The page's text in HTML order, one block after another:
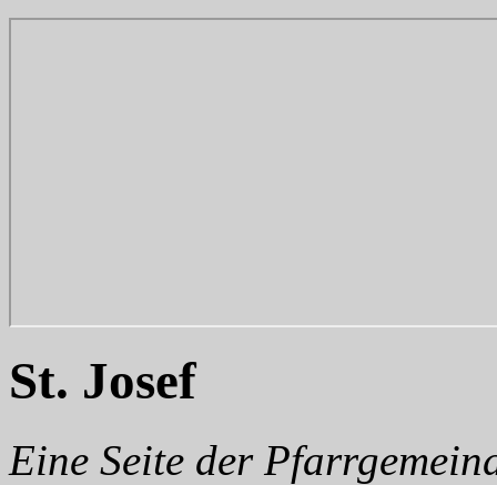
St. Josef
Eine Seite der